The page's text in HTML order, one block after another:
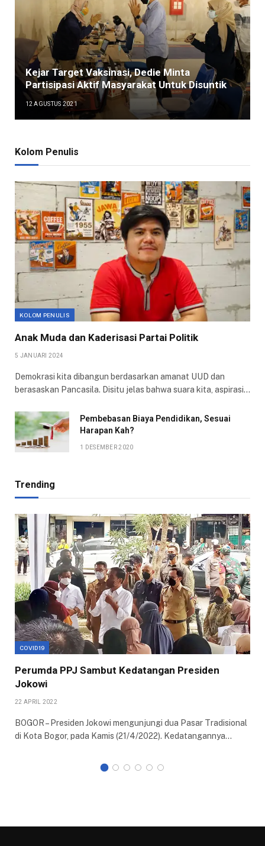
Kejar Target Vaksinasi, Dedie Minta
Partisipasi Aktif Masyarakat Untuk Disuntik
12 AGUSTUS 2021
Kolom Penulis
KOLOM PENULIS
Anak Muda dan Kaderisasi Partai Politik
5 JANUARI 2024
Demokrasi kita dibangun berdasarkan amanat UUD dan
berasaskan Pancasila. Disitu jelas bahwa suara kita, aspirasi…
Pembebasan Biaya Pendidikan, Sesuai
Harapan Kah?
1 DESEMBER 2020
Trending
COVID19
Perumda PPJ Sambut Kedatangan Presiden
Jokowi
22 APRIL 2022
BOGOR – Presiden Jokowi mengunjungi dua Pasar Tradisional
di Kota Bogor, pada Kamis (21/4/2022). Kedatangannya…